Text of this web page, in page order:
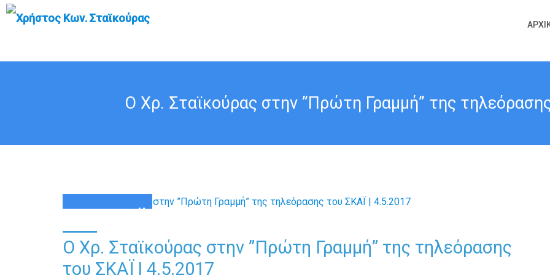
Ο Χρ. Σταϊκούρας στην ”Πρώτη Γραμμή” της
Ο Χρ. Σταϊκούρας στην ”Πρώτη Γραμμή” της τηλεόρασης
του ΣΚΑΪ | 4.5.2017